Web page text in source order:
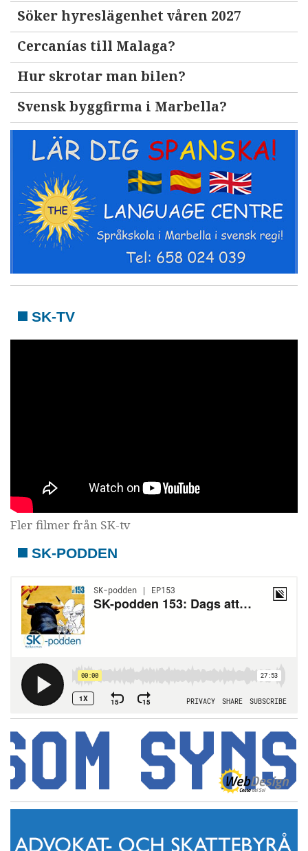
Söker hyreslägenhet våren 2027
Cercanías till Malaga?
Hur skrotar man bilen?
Svensk byggfirma i Marbella?
SK-TV
Fler filmer från SK-tv
SK-PODDEN